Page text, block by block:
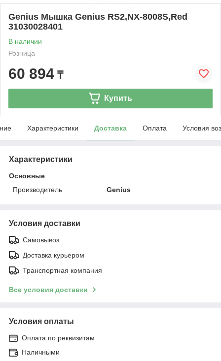
Genius Мышка Genius RS2,NX-8008S,Red
31030028401
В наличии
Розница
60 894 ₸
Купить
Характеристики Доставка Оплата Условия
Характеристики
Основные
Производитель
Genius
Условия доставки
Самовывоз
Доставка курьером
Транспортная компания
Все условия доставки
Условия оплаты
Оплата по реквизитам
Наличными